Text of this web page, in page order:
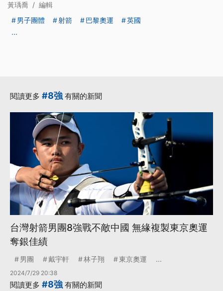
黃瑀喬 / 編輯
男子團體
射箭 巴黎奧運
英國
...
閱讀更多 #8強 有關的新聞
台灣射箭男團8強戰不敵中國 無緣複製東京奧運
奪銀佳績
男團 戴宇軒 林子翔 東京奧運 ...
2024/7/29 20:38
閱讀更多 #8強 有關的新聞